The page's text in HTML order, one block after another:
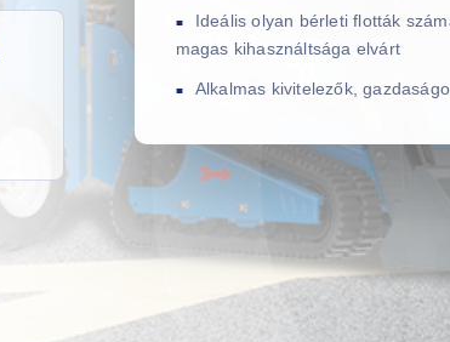
Ideális olyan bérleti flották
magas kihasználtsága elvárt
Alkalmas kivitelezők,